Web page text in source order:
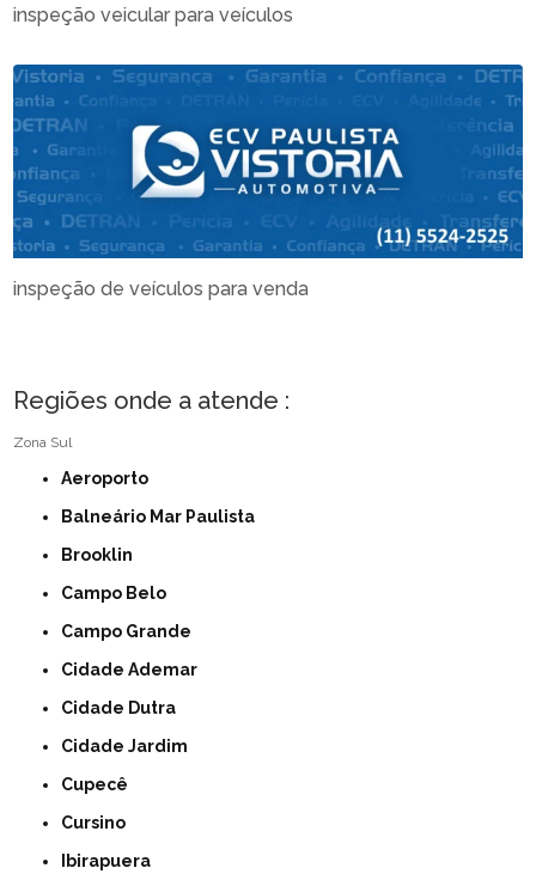
inspeção veicular para veículos
inspeção de veículos para venda
Regiões onde a atende :
Zona Sul
Aeroporto
Balneário Mar Paulista
Brooklin
Campo Belo
Campo Grande
Cidade Ademar
Cidade Dutra
Cidade Jardim
Cupecê
Cursino
Ibirapuera